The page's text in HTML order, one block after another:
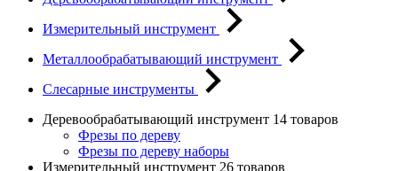
Измерительный инструмент
Металлообрабатывающий инструмент
Слесарные инструменты
Деревообрабатывающий инструмент 14 товаров
Фрезы по дереву
Фрезы по дереву наборы
Измерительный инструмент 26 товаров